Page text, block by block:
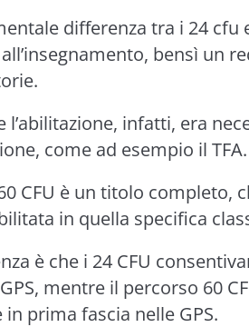
differenza tra i 24 cfu
bensì un
l’abilitazione, infatti, era
come ad esempio il TFA.
CFU è un titolo completo,
in quella specifica
è che i 24 CFU
mentre il percorso 60
in prima fascia nelle GPS.